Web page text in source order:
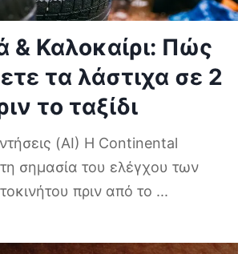
& Καλοκαίρι: Πώς
τα λάστιχα σε 2
το ταξίδι
(AI) Η Continental
σημασία του ελέγχου των
πριν από το ...